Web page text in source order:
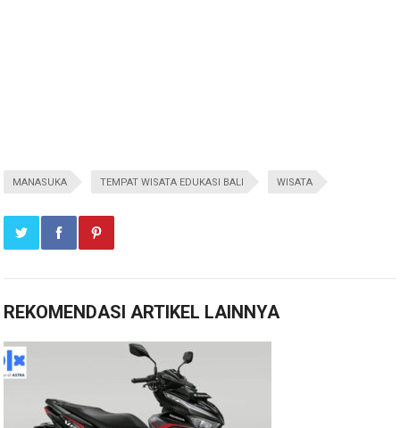
MANASUKA TEMPAT WISATA EDUKASI BALI WISATA
REKOMENDASI ARTIKEL LAINNYA